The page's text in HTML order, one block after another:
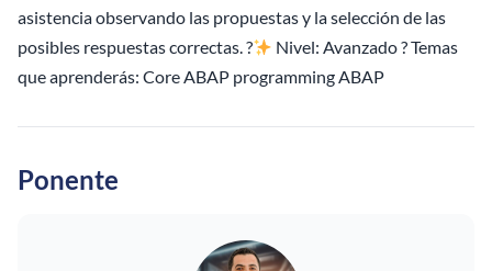
asistencia observando las propuestas y la selección de las
posibles respuestas correctas. ?
Nivel: Avanzado ? Temas
que aprenderás: Core ABAP programming ABAP
Ponente